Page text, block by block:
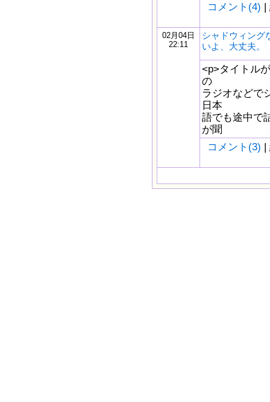
コメント(4) |
02月04日
22:11
シャドウィング
いよ、大丈夫。
<p>タイトル
の
ラジオなどで
日本
語でも途中で
が聞
コメント(3) |